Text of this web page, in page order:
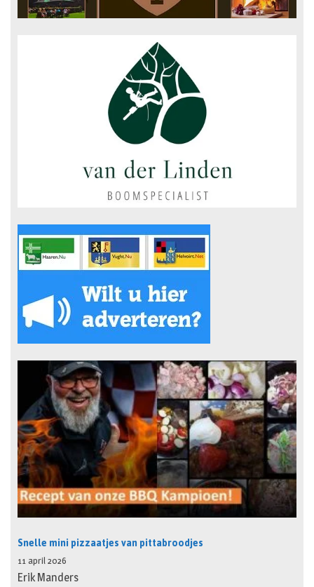
Snelle mini pizzaatjes van pittabroodjes
11 april 2026
Erik Manders